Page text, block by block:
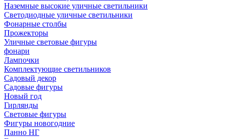
Наземные высокие уличные светильники
Светодиодные уличные светильники
Фонарные столбы
Прожекторы
Уличные световые фигуры
фонари
Лампочки
Комплектующие светильников
Садовый декор
Садовые фигуры
Новый год
Гирлянды
Световые фигуры
Фигуры новогодние
Панно НГ